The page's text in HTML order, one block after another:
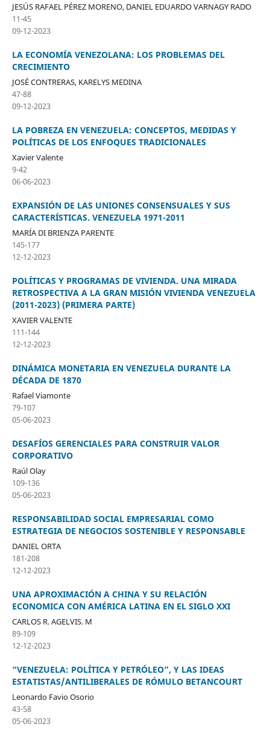
JESÚS RAFAEL PÉREZ MORENO, DANIEL EDUARDO VARNAGY RADO
11-45
09-12-2023
LA ECONOMÍA VENEZOLANA: LOS PROBLEMAS DEL
CRECIMIENTO
JOSÉ CONTRERAS, KARELYS MEDINA
47-88
09-12-2023
LA POBREZA EN VENEZUELA: CONCEPTOS, MEDIDAS Y
POLÍTICAS DE LOS ENFOQUES TRADICIONALES
Xavier Valente
9-42
06-06-2023
EXPANSIÓN DE LAS UNIONES CONSENSUALES Y SUS
CARACTERÍSTICAS. VENEZUELA 1971-2011
MARÍA DI BRIENZA PARENTE
145-177
12-12-2023
POLÍTICAS Y PROGRAMAS DE VIVIENDA. UNA MIRADA
RETROSPECTIVA A LA GRAN MISIÓN VIVIENDA VENEZUELA
(2011-2023) (PRIMERA PARTE)
XAVIER VALENTE
111-144
12-12-2023
DINÁMICA MONETARIA EN VENEZUELA DURANTE LA
DÉCADA DE 1870
Rafael Viamonte
79-107
05-06-2023
DESAFÍOS GERENCIALES PARA CONSTRUIR VALOR
CORPORATIVO
Raúl Olay
109-136
05-06-2023
RESPONSABILIDAD SOCIAL EMPRESARIAL COMO
ESTRATEGIA DE NEGOCIOS SOSTENIBLE Y RESPONSABLE
DANIEL ORTA
181-208
12-12-2023
UNA APROXIMACIÓN A CHINA Y SU RELACIÓN
ECONOMICA CON AMÉRICA LATINA EN EL SIGLO XXI
CARLOS R. AGELVIS. M
89-109
12-12-2023
“VENEZUELA: POLÍTICA Y PETRÓLEO”, Y LAS IDEAS
ESTATISTAS/ANTILIBERALES DE RÓMULO BETANCOURT
Leonardo Favio Osorio
43-58
05-06-2023